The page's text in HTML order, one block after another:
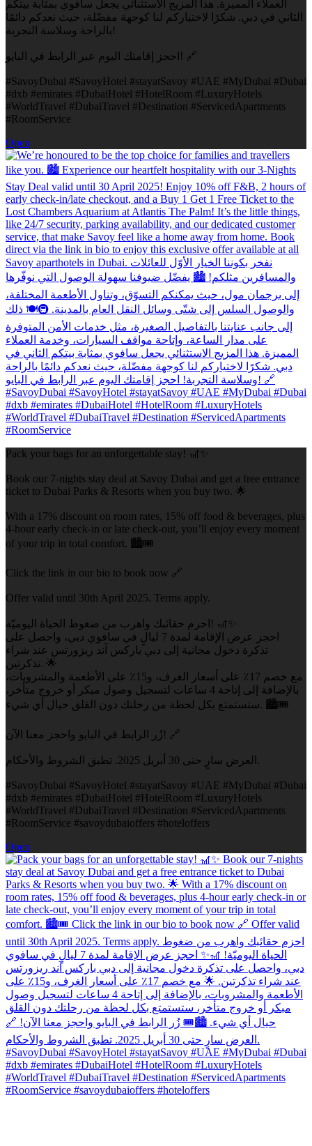
العملاء المميزة. هذا المزيج الاستثنائي يجعل سافوي بمثابة بيتكم
الثاني في دبي. شكرًا لاختياركم لنا كوجهة مفضّلة، حيث نعدكم دائمًا
بالراحة وسلاسة التجربة!
احجز إقامتك اليوم عبر الرابط في البايو! 🔗
#SavoyDubai #SavoyHotel #stayatSavoy #UAE #MyDubai #Dubai
#dxb #emirates #DubaiHotel #HotelRoom #LuxuryHotels
#WorldTravel #DubaiTravel #Destination #ServicedApartments
#RoomService
Open
Pack your bags for an unforgettable stay! 🎢✨
Book our 7-nights stay deal at Savoy Dubai and get a free entrance
ticket to Dubai Parks & Resorts when you buy two. 🌟
With a 17% discount on room rates, 15% off food & beverages, plus
4-hour early check-in or late check-out, you’ll enjoy every moment
of your trip in total comfort. 🏙️🎟️
Click the link in our bio to book now 🔗
Offer valid until 30th April 2025. Terms apply.
احزم حقائبك واهرب من ضغوط الحياة اليوميّة! 🎢✨
احجز عرض الإقامة لمدة 7 ليالٍ في سافوي دبي، واحصل على
تذكرة دخول مجانية إلى دبي باركس آند ريزورتس عند شراء
تذكرتين. 🌟
مع خصم 17٪ على أسعار الغرف، و15٪ على الأطعمة والمشروبات،
بالإضافة إلى إتاحة 4 ساعات لتسجيل وصول مبكر أو خروج متأخر،
ستستمتع بكل لحظة من رحلتك دون القلق حيال أي شيء. 🏙️🎟️
زُر الرابط في البايو واحجز معنا الآن! 🔗
العرض سارٍ حتى 30 أبريل 2025. تطبق الشروط والأحكام.
#SavoyDubai #SavoyHotel #stayatSavoy #UAE #MyDubai #Dubai
#dxb #emirates #DubaiHotel #HotelRoom #LuxuryHotels
#WorldTravel #DubaiTravel #Destination #ServicedApartments
#RoomService #savoydubaioffers #hoteloffers
Open